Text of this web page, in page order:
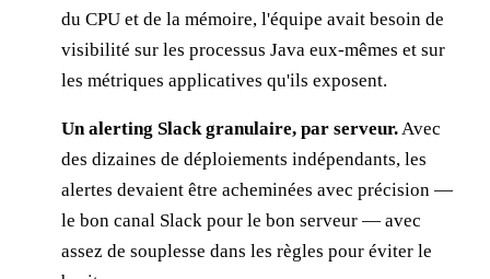
du CPU et de la mémoire, l'équipe avait besoin de
visibilité sur les processus Java eux-mêmes et sur
les métriques applicatives qu'ils exposent.
Un alerting Slack granulaire, par serveur.Avec
des dizaines de déploiements indépendants, les
alertes devaient être acheminées avec précision —
le bon canal Slack pour le bon serveur — avec
assez de souplesse dans les règles pour éviter le